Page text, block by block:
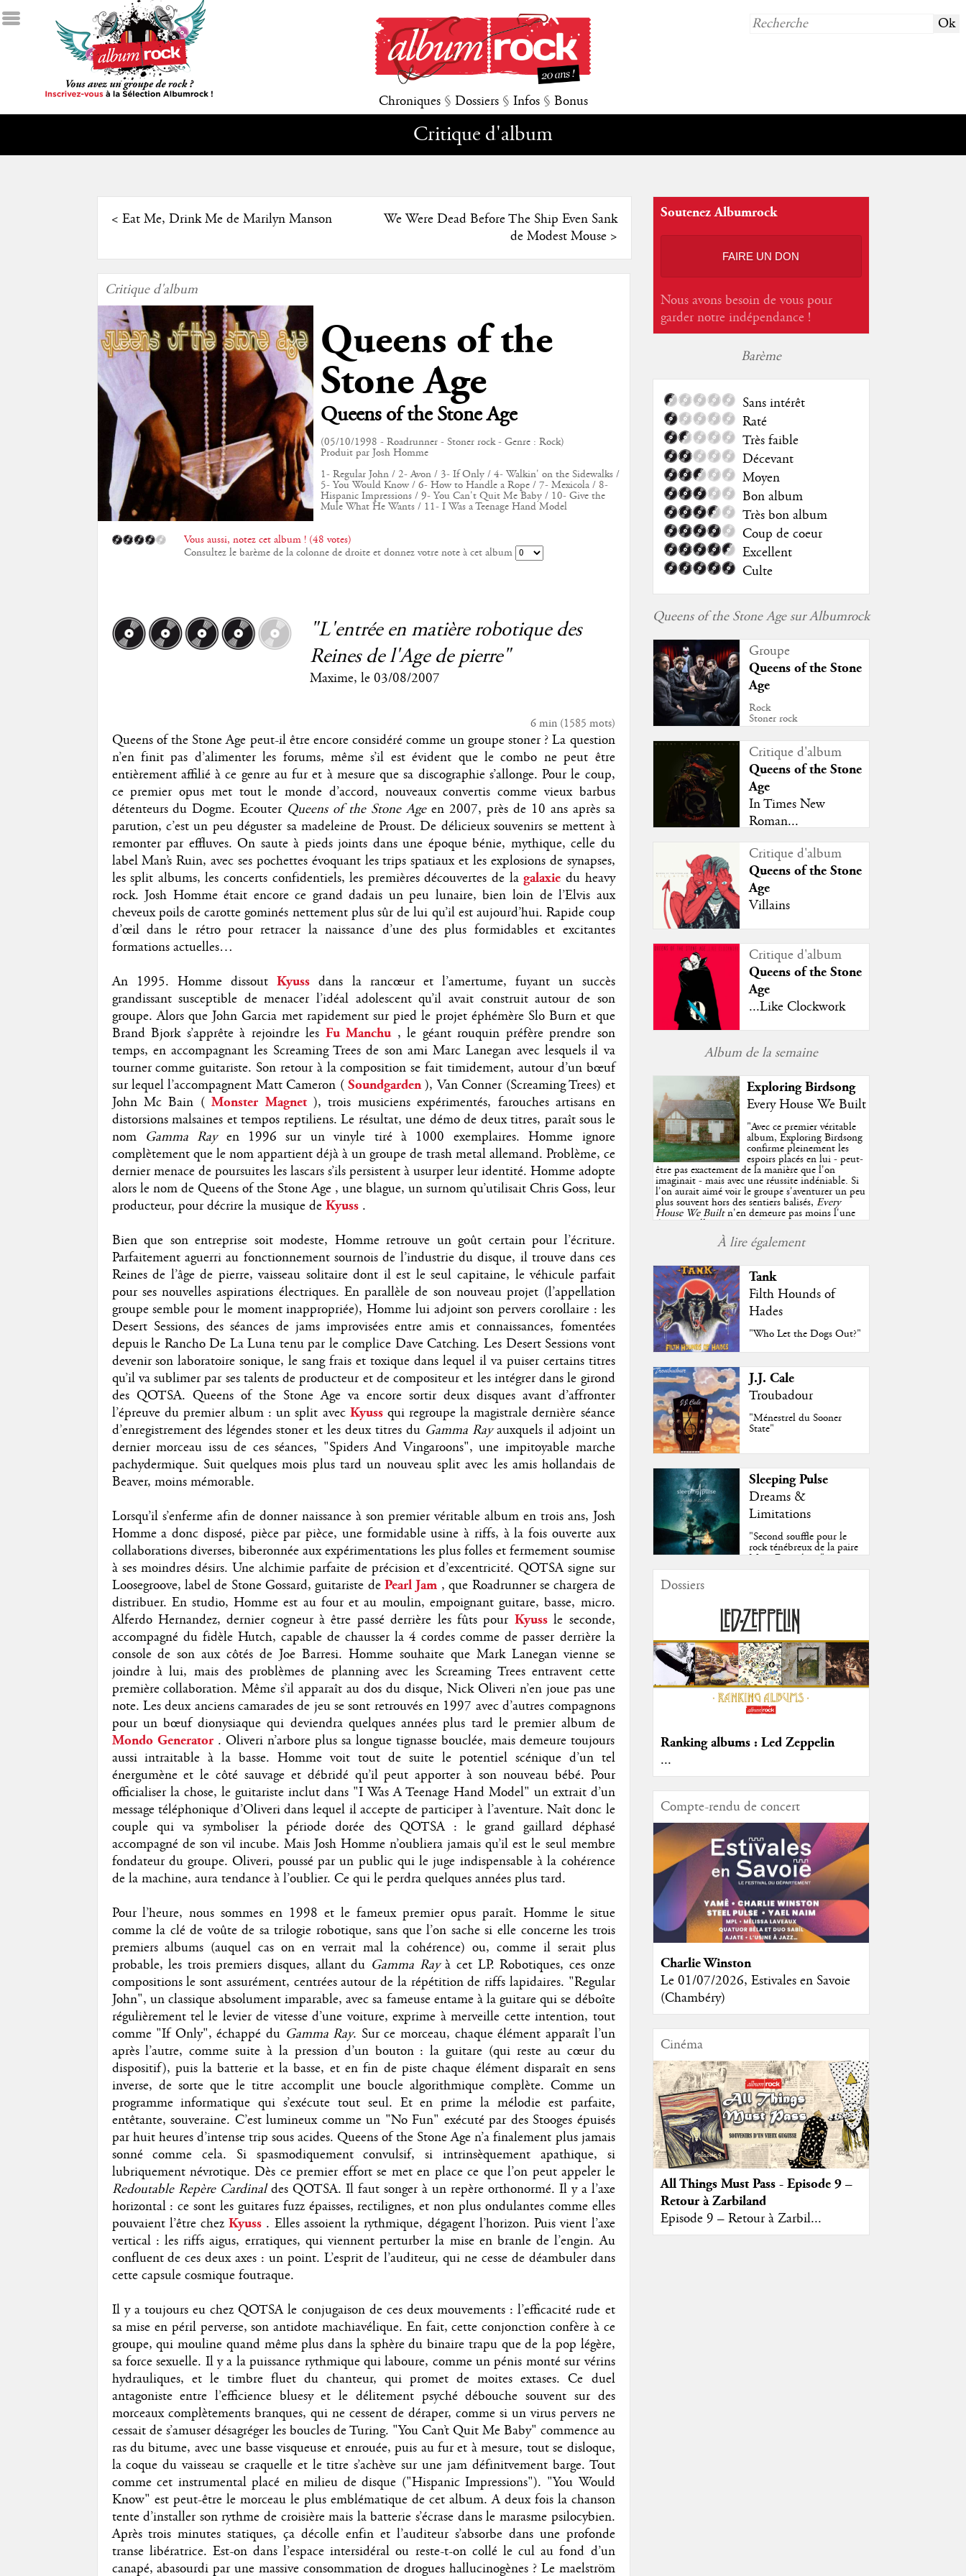
Chroniques § Dossiers § Infos § Bonus
Critique d'album
< Eat Me, Drink Me de Marilyn Manson
We Were Dead Before The Ship Even Sank
de Modest Mouse>
Critique d'album
Queens of the
Stone Age
Queens of the Stone Age
(05/10/1998 - Roadrunner - Stoner rock - Genre : Rock)
Produit par Josh Homme
1- Regular John / 2- Avon / 3- If Only / 4- Walkin' on the Sidewalks /
5- You Would Know / 6- How to Handle a Rope / 7- Mexicola / 8-
Hispanic Impressions / 9- You Can't Quit Me Baby / 10- Give the
Mule What He Wants / 11- I Was a Teenage Hand Model
Vous aussi, notez cet album ! (48 votes)
Consultez le barème de la colonne de droite et donnez votre note à cet album
"L'entrée en matière robotique des
Reines de l'Age de pierre"
Maxime, le 03/08/2007
6 min(1585 mots)
Queens of the Stone Age peut-il être encore considéré comme un groupe stoner ? La question
n’en finit pas d’alimenter les forums, même s’il est évident que le combo ne peut être
entièrement affilié à ce genre au fur et à mesure que sa discographie s’allonge. Pour le coup,
ce premier opus met tout le monde d’accord, nouveaux convertis comme vieux barbus
détenteurs du Dogme. Ecouter Queens of the Stone Ageen 2007, près de 10 ans après sa
parution, c’est un peu déguster sa madeleine de Proust. De délicieux souvenirs se mettent à
remonter par effluves. On saute à pieds joints dans une époque bénie, mythique, celle du
label Man’s Ruin, avec ses pochettes évoquant les trips spatiaux et les explosions de synapses,
les split albums, les concerts confidentiels, les premières découvertes de lagalaxie du heavy
rock. Josh Homme était encore ce grand dadais un peu lunaire, bien loin de l’Elvis aux
cheveux poils de carotte gominés nettement plus sûr de lui qu’il est aujourd’hui. Rapide coup
d’œil dans le rétro pour retracer la naissance d’une des plus formidables et excitantes
formations actuelles…
An 1995. Homme dissout Kyussdans la rancœur et l’amertume, fuyant un succès
grandissant susceptible de menacer l’idéal adolescent qu’il avait construit autour de son
groupe. Alors que John Garcia met rapidement sur pied le projet éphémère Slo Burn et que
Brand Bjork s’apprête à rejoindre les Fu Manchu , le géant rouquin préfère prendre son
temps, en accompagnant les Screaming Trees de son ami Marc Lanegan avec lesquels il va
tourner comme guitariste. Son retour à la composition se fait timidement, autour d’un bœuf
sur lequel l’accompagnent Matt Cameron (Soundgarden), Van Conner (Screaming Trees) et
John Mc Bain (Monster Magnet), trois musiciens expérimentés, farouches artisans en
distorsions malsaines et tempos reptiliens. Le résultat, une démo de deux titres, paraît sous le
nom Gamma Rayen 1996 sur un vinyle tiré à 1000 exemplaires. Homme ignore
complètement que le nom appartient déjà à un groupe de trash metal allemand. Problème, ce
dernier menace de poursuites les lascars s’ils persistent à usurper leur identité. Homme adopte
alors le nom de Queens of the Stone Age , une blague, un surnom qu’utilisait Chris Goss, leur
producteur, pour décrire la musique deKyuss .
Bien que son entreprise soit modeste, Homme retrouve un goût certain pour l’écriture.
Parfaitement aguerri au fonctionnement sournois de l’industrie du disque, il trouve dans ces
Reines de l’âge de pierre, vaisseau solitaire dont il est le seul capitaine, le véhicule parfait
pour ses nouvelles aspirations électriques. En parallèle de son nouveau projet (l’appellation
groupe semble pour le moment inappropriée), Homme lui adjoint son pervers corollaire : les
Desert Sessions, des séances de jams improvisées entre amis et connaissances, fomentées
depuis le Rancho De La Luna tenu par le complice Dave Catching. Les Desert Sessions vont
devenir son laboratoire sonique, le sang frais et toxique dans lequel il va puiser certains titres
qu’il va sublimer par ses talents de producteur et de compositeur et les intégrer dans le girond
des QOTSA. Queens of the Stone Age va encore sortir deux disques avant d’affronter
l’épreuve du premier album : un split avecKyuss qui regroupe la magistrale dernière séance
d’enregistrement des légendes stoner et les deux titres du Gamma Rayauxquels il adjoint un
dernier morceau issu de ces séances, "Spiders And Vingaroons", une impitoyable marche
pachydermique. Suit quelques mois plus tard un nouveau split avec les amis hollandais de
Beaver, moins mémorable.
Lorsqu’il s’enferme afin de donner naissance à son premier véritable album en trois ans, Josh
Homme a donc disposé, pièce par pièce, une formidable usine à riffs, à la fois ouverte aux
collaborations diverses, biberonnée aux expérimentations les plus folles et fermement soumise
à ses moindres désirs. Une alchimie parfaite de précision et d’excentricité. QOTSA signe sur
Loosegroove, label de Stone Gossard, guitariste dePearl Jam , que Roadrunner se chargera de
distribuer. En studio, Homme est au four et au moulin, empoignant guitare, basse, micro.
Alferdo Hernandez, dernier cogneur à être passé derrière les fûts pourKyussle seconde,
accompagné du fidèle Hutch, capable de chausser la 4 cordes comme de passer derrière la
console de son aux côtés de Joe Barresi. Homme souhaite que Mark Lanegan vienne se
joindre à lui, mais des problèmes de planning avec les Screaming Trees entravent cette
première collaboration. Même s’il apparaît au dos du disque, Nick Oliveri n’en joue pas une
note. Les deux anciens camarades de jeu se sont retrouvés en 1997 avec d’autres compagnons
pour un bœuf dionysiaque qui deviendra quelques années plus tard le premier album de
Mondo Generator . Oliveri n’arbore plus sa longue tignasse bouclée, mais demeure toujours
aussi intraitable à la basse. Homme voit tout de suite le potentiel scénique d’un tel
énergumène et le côté sauvage et débridé qu’il peut apporter à son nouveau bébé. Pour
officialiser la chose, le guitariste inclut dans "I Was A Teenage Hand Model" un extrait d’un
message téléphonique d’Oliveri dans lequel il accepte de participer à l’aventure. Naît donc le
couple qui va symboliser la période dorée des QOTSA : le grand gaillard déphasé
accompagné de son vil incube. Mais Josh Homme n’oubliera jamais qu’il est le seul membre
fondateur du groupe. Oliveri, poussé par un public qui le juge indispensable à la cohérence
de la machine, aura tendance à l’oublier. Ce qui le perdra quelques années plus tard.
Pour l’heure, nous sommes en 1998 et le fameux premier opus paraît. Homme le situe
comme la clé de voûte de sa trilogie robotique, sans que l’on sache si elle concerne les trois
premiers albums (auquel cas on en verrait mal la cohérence) ou, comme il serait plus
probable, les trois premiers disques, allant du Gamma Rayà cet LP. Robotiques, ces onze
compositions le sont assurément, centrées autour de la répétition de riffs lapidaires. "Regular
John", un classique absolument imparable, avec sa fameuse entame à la guitare qui se déboîte
régulièrement tel le levier de vitesse d’une voiture, exprime à merveille cette intention, tout
comme "If Only", échappé du Gamma Ray. Sur ce morceau, chaque élément apparaît l’un
après l’autre, comme suite à la pression d’un bouton : la guitare (qui reste au cœur du
dispositif), puis la batterie et la basse, et en fin de piste chaque élément disparaît en sens
inverse, de sorte que le titre accomplit une boucle algorithmique complète. Comme un
programme informatique qui s’exécute tout seul. Et en prime la mélodie est parfaite,
entêtante, souveraine. C’est lumineux comme un "No Fun" exécuté par des Stooges épuisés
par huit heures d’intense trip sous acides. Queens of the Stone Age n’a finalement plus jamais
sonné comme cela. Si spasmodiquement convulsif, si intrinsèquement apathique, si
lubriquement névrotique. Dès ce premier effort se met en place ce que l’on peut appeler le
Redoutable Repère Cardinaldes QOTSA. Il faut songer à un repère orthonormé. Il y a l’axe
horizontal : ce sont les guitares fuzz épaisses, rectilignes, et non plus ondulantes comme elles
pouvaient l’être chezKyuss . Elles assoient la rythmique, dégagent l’horizon. Puis vient l’axe
vertical : les riffs aigus, erratiques, qui viennent perturber la mise en branle de l’engin. Au
confluent de ces deux axes : un point. L’esprit de l’auditeur, qui ne cesse de déambuler dans
cette capsule cosmique foutraque.
Il y a toujours eu chez QOTSA le conjugaison de ces deux mouvements : l’efficacité rude et
sa mise en péril perverse, son antidote machiavélique. En fait, cette conjonction confère à ce
groupe, qui mouline quand même plus dans la sphère du binaire trapu que de la pop légère,
sa force sexuelle. Il y a la puissance rythmique qui laboure, comme un pénis monté sur vérins
hydrauliques, et le timbre fluet du chanteur, qui promet de moites extases. Ce duel
antagoniste entre l’efficience bluesy et le délitement psyché débouche souvent sur des
morceaux complètements branques, qui ne cessent de déraper, comme si un virus pervers ne
cessait de s’amuser désagréger les boucles de Turing. "You Can’t Quit Me Baby" commence au
ras du bitume, avec une basse visqueuse et enrouée, puis au fur et à mesure, tout se disloque,
la coque du vaisseau se craquelle et le titre s’achève sur une jam définitvement barge. Tout
comme cet instrumental placé en milieu de disque ("Hispanic Impressions"). "You Would
Know" est peut-être le morceau le plus emblématique de cet album. A deux fois la chanson
tente d’installer son rythme de croisière mais la batterie s’écrase dans le marasme psilocybien.
Après trois minutes statiques, ça décolle enfin et l’auditeur s’absorbe dans une profonde
transe libératrice. Est-on dans l’espace intersidéral ou reste-t-on collé le cul au fond d’un
canapé, abasourdi par une massive consommation de drogues hallucinogènes ? Le maelström
Soutenez Albumrock
FAIRE UN DON
Nous avons besoin de vous pour
garder notre indépendance !
Barème
Sans intérêt
Raté
Très faible
Décevant
Moyen
Bon album
Très bon album
Coup de coeur
Excellent
Culte
Queens of the Stone Age sur Albumrock
Groupe
Queens of the Stone
Age
Rock
Stoner rock
Critique d'album
Queens of the Stone
Age
In Times New
Roman...
Critique d'album
Queens of the Stone
Age
Villains
Critique d'album
Queens of the Stone
Age
...Like Clockwork
Album de la semaine
Exploring Birdsong
Every House We Built
"Avec ce premier véritable
album, Exploring Birdsong
confirme pleinement les
espoirs placés en lui - peut-
être pas exactement de la manière que l'on
imaginait - mais avec une réussite indéniable. Si
l'on aurait aimé voir le groupe s'aventurer un peu
plus souvent hors des sentiers balisés,Every
House We Builtn'en demeure pas moins l'une
des très belles surprises de cette année, porté par
plusieurs morceaux qui trouveront sans difficulté
une place de choix dans vos playlists estivales.
À lire également
Tank
Filth Hounds of
Hades
"Who Let the Dogs Out?"
J.J. Cale
Troubadour
"Ménestrel du Sooner
State"
Sleeping Pulse
Dreams &
Limitations
"Second souffle pour le
rock ténébreux de la paire
Moss-Fazendeiro"
Dossiers
Ranking albums : Led Zeppelin
...
Compte-rendu de concert
Charlie Winston
Le 01/07/2026, Estivales en Savoie
(Chambéry)
Cinéma
All Things Must Pass - Episode 9 –
Retour à Zarbiland
Episode 9 – Retour à Zarbil...